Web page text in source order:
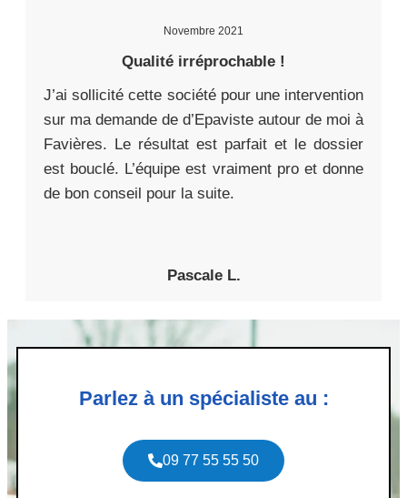
Novembre 2021
Qualité irréprochable !
J’ai sollicité cette société pour une intervention
sur ma demande de d’Epaviste autour de moi à
Favières. Le résultat est parfait et le dossier
est bouclé. L’équipe est vraiment pro et donne
de bon conseil pour la suite.
Pascale L.
Parlez à un spécialiste au :
09 77 55 55 50